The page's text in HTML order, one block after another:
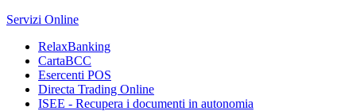
Servizi Online
RelaxBanking
CartaBCC
Esercenti POS
Directa Trading Online
ISEE - Recupera i documenti in autonomia